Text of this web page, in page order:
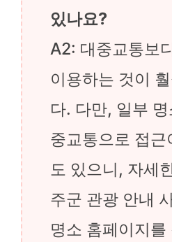
있나요?
A2: 대중교통보
이용하는 것이
다. 다만, 일부
중교통으로 접근
도 있으니, 자세
주군 관광 안내
명소 홈페이지를